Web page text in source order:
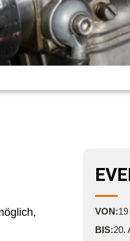
VON:19
BIS:20.